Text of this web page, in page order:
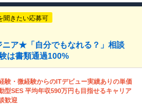
聞きたい応募可
ア★「自分でもなれる？」相談
は書類通過100%
験・微経験からのITデビュー実績ありの単価
型SES 平均年収590万円も目指せるキャリア
歓迎